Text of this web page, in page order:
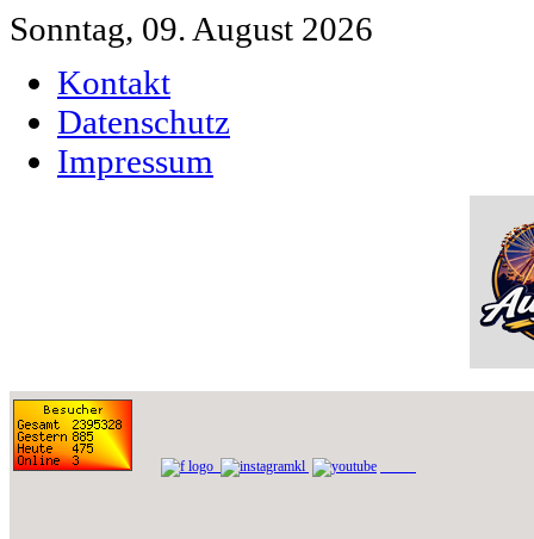
Sonntag, 09. August 2026
Kontakt
Datenschutz
Impressum